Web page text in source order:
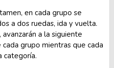
en cada grupo se
a dos ruedas, ida y vuelta.
avanzarán a la siguiente
grupo mientras que cada
categoría.